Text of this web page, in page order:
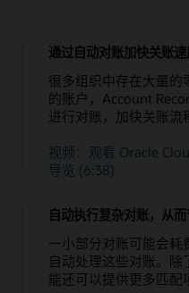
间。
自动化公司间对账
自动执行公司间对账而无
节省时间。
评估并改善关账周期成效
利用运营和合规性仪表盘
实际对账表现。
轻松识别异常
自动化差异报告可帮助您
及可能拖慢财务关账速度
了解关于 Oracle Cloud
信息 (PDF)
通过自动对账加快关账速
很多组织中存在大量的
的账户，Account
进行对账，加快关账流
视频：观看 Oracle
导览 (6:38)
自动执行复杂对账，从
一小部分对账可能会耗
自动处理这些对账。
能还可以提供更多匹配